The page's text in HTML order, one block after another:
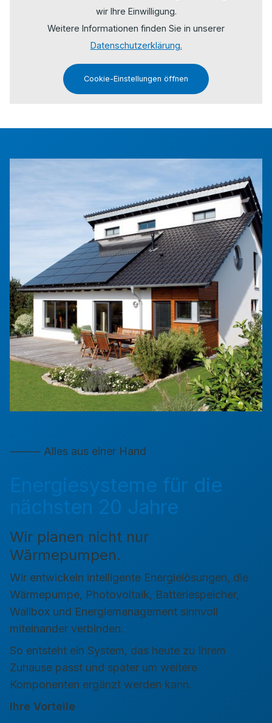
wir Ihre Einwilligung.
Weitere Informationen finden Sie in unserer
Datenschutzerklärung.
Cookie-Einstellungen öffnen
⸻ Alles aus einer Hand
Energiesysteme für die
nächsten 20 Jahre
Wir planen nicht nur
Wärmepumpen.
Wir entwickeln intelligente Energielösungen, die
Wärmepumpe, Photovoltaik, Batteriespeicher,
Wallbox und Energiemanagement sinnvoll
miteinander verbinden.
So entsteht ein System, das heute zu Ihrem
Zuhause passt und später um weitere
Komponenten ergänzt werden kann.
Ihre Vorteile